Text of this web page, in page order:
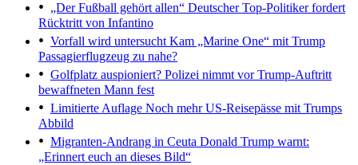
„Der Fußball gehört allen“ Deutscher Top-Politiker fordert
Rücktritt von Infantino
Vorfall wird untersucht Kam „Marine One“ mit Trump
Passagierflugzeug zu nahe?
Golfplatz auspioniert? Polizei nimmt vor Trump-Auftritt
bewaffneten Mann fest
Limitierte Auflage Noch mehr US-Reisepässe mit Trumps
Abbild
Migranten-Andrang in Ceuta Donald Trump warnt:
„Erinnert euch an dieses Bild“